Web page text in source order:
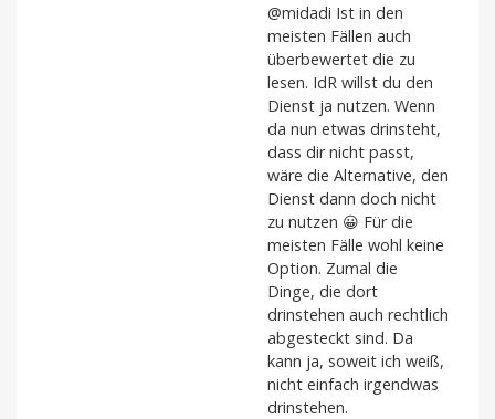
@midadi Ist in den
meisten Fällen auch
überbewertet die zu
lesen. IdR willst du den
Dienst ja nutzen. Wenn
da nun etwas drinsteht,
dass dir nicht passt,
wäre die Alternative, den
Dienst dann doch nicht
zu nutzen 😀 Für die
meisten Fälle wohl keine
Option. Zumal die
Dinge, die dort
drinstehen auch rechtlich
abgesteckt sind. Da
kann ja, soweit ich weiß,
nicht einfach irgendwas
drinstehen.